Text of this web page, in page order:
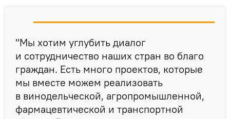
"Мы хотим углубить диалог
и сотрудничество наших стран во благо
граждан. Есть много проектов, которые
мы вместе можем реализовать
в винодельческой, агропромышленной,
фармацевтической и транспортной